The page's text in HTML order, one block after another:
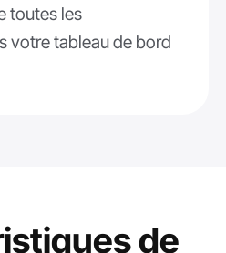
toutes les
votre tableau de bord
de